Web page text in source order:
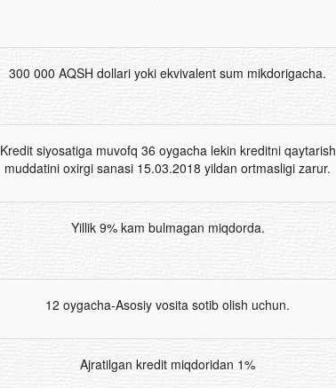
300 000 AQSH dollari yoki ekvivalent sum mikdorigacha.
Kredit siyosatiga muvofq 36 oygacha lekin kreditni qaytarish
muddatini oxirgi sanasi 15.03.2018 yildan ortmasligi zarur.
Yillik 9% kam bulmagan miqdorda.
12 oygacha-Asosiy vosita sotib olish uchun.
Ajratilgan kredit miqdoridan 1%